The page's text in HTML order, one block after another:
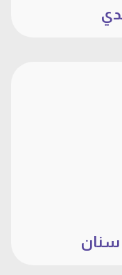
سنان